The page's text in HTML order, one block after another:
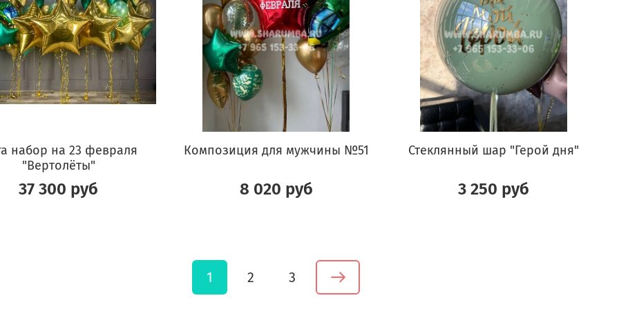
набор на 23 февраля
"Вертолёты"
37 300 руб
Композиция для мужчины №51
8 020 руб
Стеклянный шар "Герой дня"
3 250 руб
1 2 3